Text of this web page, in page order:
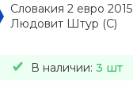
Словакия 2 евро 2015
Людовит Штур (C)
В наличии: 3 шт